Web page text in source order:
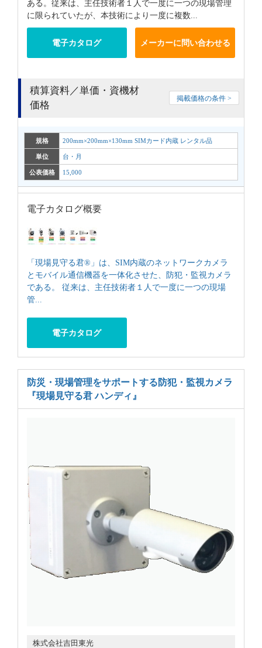
ある。従来は、主任技術者１人で一度に一つの現場管理
に限られていたが、本技術により一度に複数...
電子カタログ メーカーに問い合わせる
積算資料／単価・資機材
価格
掲載価格の条件 >
規格 200mm×200mm×130mm SIMカード内蔵 レンタル品
単位 台・月
公表価格 15,000
電子カタログ概要
「現場見守る君®」は、SIM内蔵のネットワークカメラ
とモバイル通信機器を一体化させた、防犯・監視カメラ
である。 従来は、主任技術者１人で一度に一つの現場
管...
電子カタログ
防災・現場管理をサポートする防犯・監視カメラ
『現場見守る君 ハンディ』
株式会社吉田東光